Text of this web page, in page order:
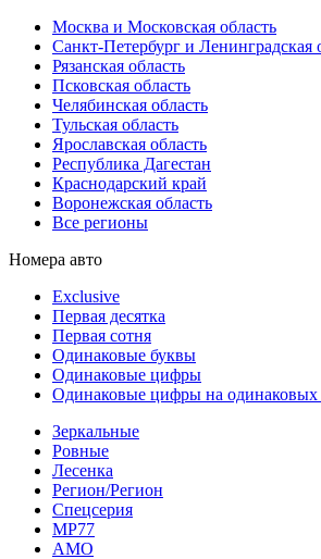
Москва и Московская область
Санкт-Петербург и Ленинградская
Рязанская область
Псковская область
Челябинская область
Тульская область
Ярославская область
Республика Дагестан
Краснодарский край
Воронежская область
Все регионы
Номера авто
Exclusive
Первая десятка
Первая сотня
Одинаковые буквы
Одинаковые цифры
Одинаковые цифры на одинаковых
Зеркальные
Ровные
Лесенка
Регион/Регион
Спецсерия
МР77
АМО